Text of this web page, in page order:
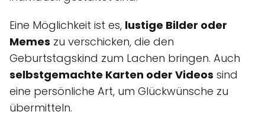
Eine Möglichkeit ist es, lustige Bilder oder
Memes zu verschicken, die den
Geburtstagskind zum Lachen bringen. Auch
selbstgemachte Karten oder Videos sind
eine persönliche Art, um Glückwünsche zu
übermitteln.